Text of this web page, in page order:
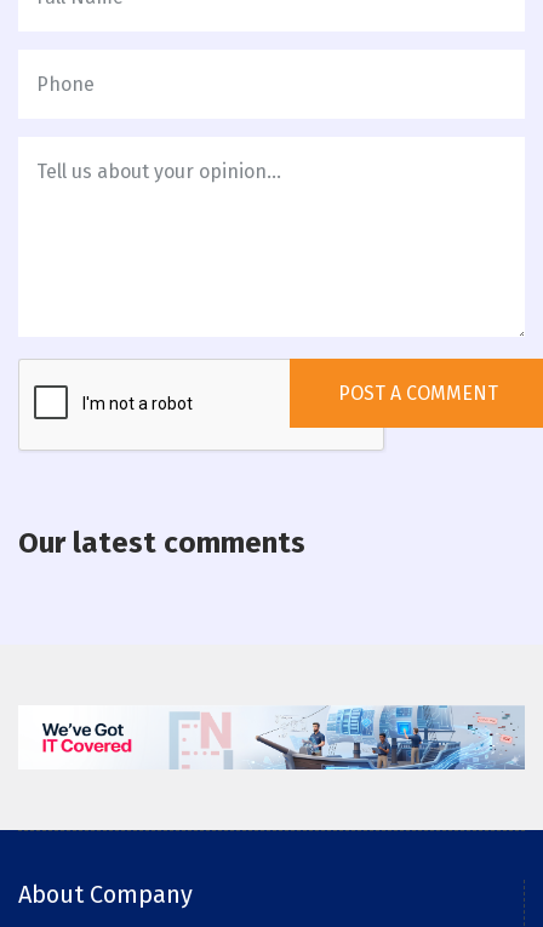
Our latest comments
About Company